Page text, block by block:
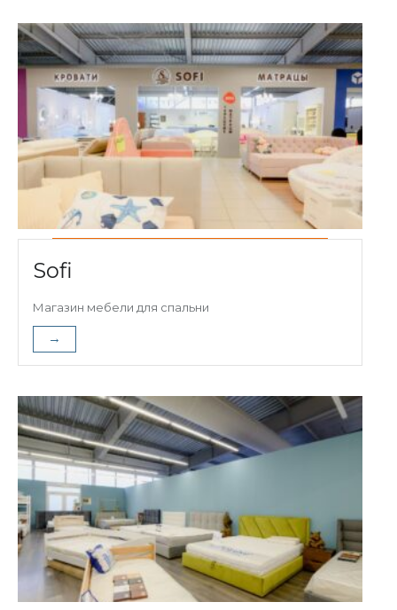
Sofi
Магазин мебели для спальни
→